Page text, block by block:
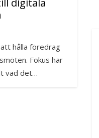
digitala
hålla föredrag
Fokus har
vad det…